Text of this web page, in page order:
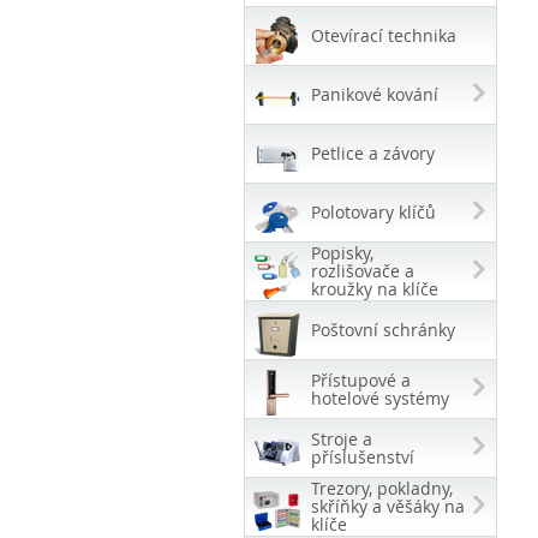
Otevírací technika
Panikové kování
Petlice a závory
Polotovary klíčů
Popisky,
rozlišovače a
kroužky na klíče
Poštovní schránky
Přístupové a
hotelové systémy
Stroje a
příslušenství
Trezory, pokladny,
skříňky a věšáky na
klíče